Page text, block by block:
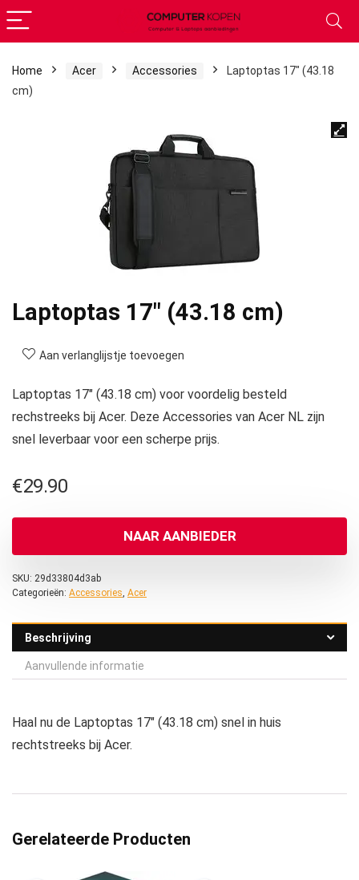
Home Acer Accessories
Laptoptas 17″ (43.18
cm)
Laptoptas 17″ (43.18 cm)
Aan verlanglijstje toevoegen
Laptoptas 17″ (43.18 cm) voor voordelig besteld
rechstreeks bij Acer. Deze Accessories van Acer NL zijn
snel leverbaar voor een scherpe prijs.
€29.90
NAAR AANBIEDER
SKU: 29d33804d3ab
Categorieën: Accessories, Acer
Beschrijving
Aanvullende informatie
Haal nu de Laptoptas 17″ (43.18 cm) snel in huis
rechtstreeks bij Acer.
Gerelateerde Producten